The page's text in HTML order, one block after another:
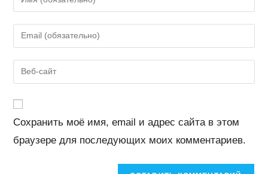
свое
имя
или
пользователя,
чтобы
прокомментировать
Введите
свой
email-
адрес,
Введите
URL
веб-
сайта
(необязательно)
Сохранить моё имя, email и адрес сайта в этом
браузере для последующих моих комментариев.